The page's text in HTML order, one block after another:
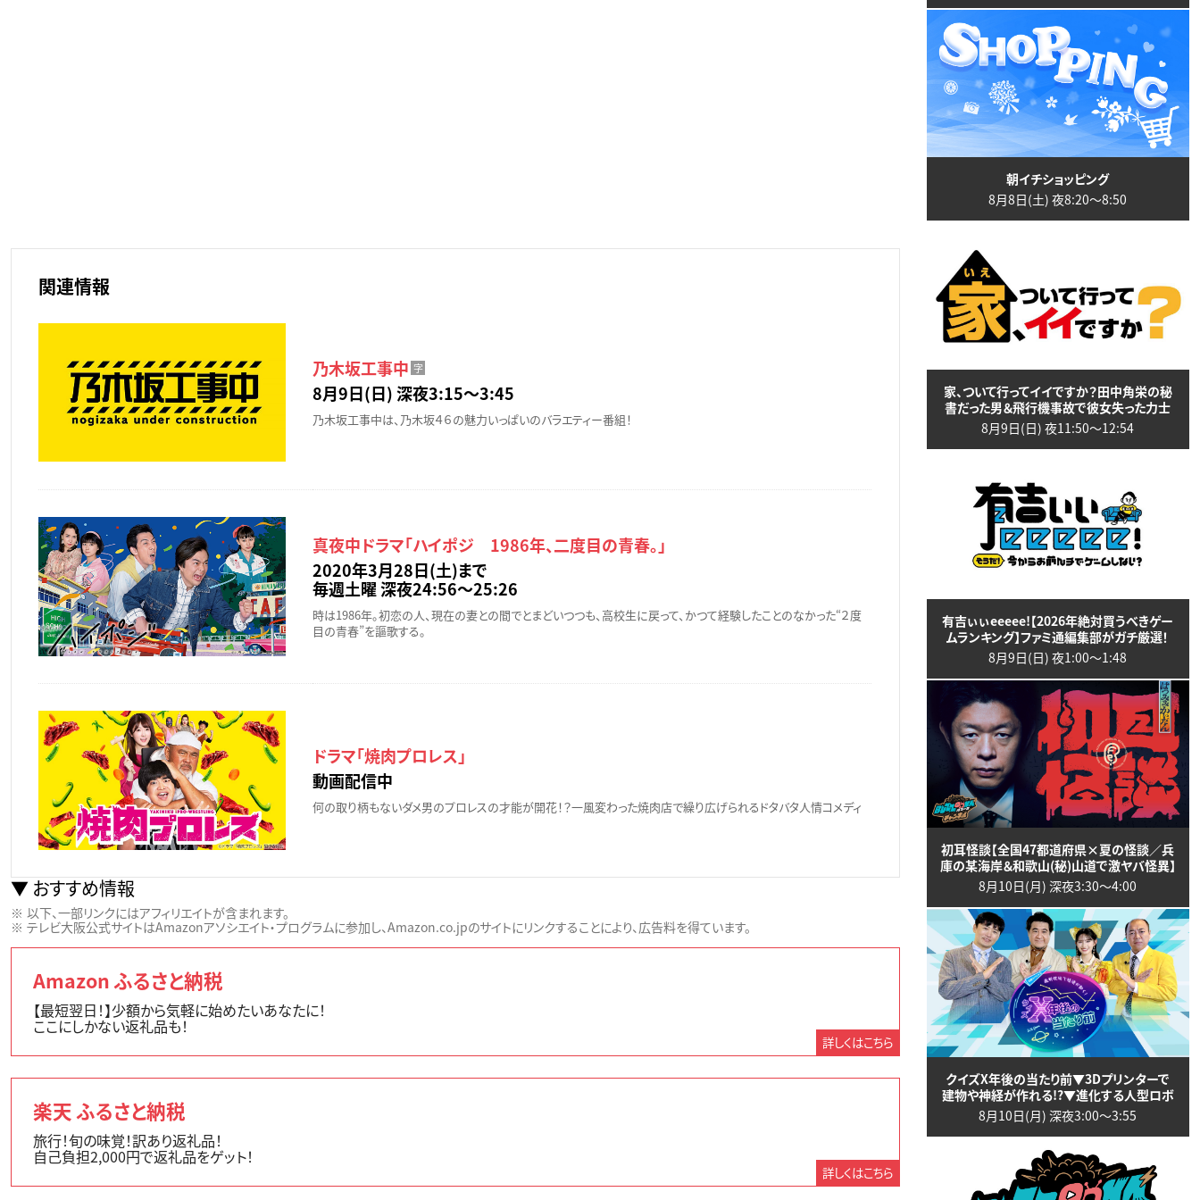
関連情報
乃木坂工事中 字
8月9日(日) 深夜3:15〜3:45
乃木坂工事中は、乃木坂４６の魅力いっぱいのバラエティー番組！
真夜中ドラマ「ハイポジ 1986年、二度目の青春。」
2020年3月28日(土)まで
毎週土曜 深夜24:56～25:26
時は1986年。初恋の人、現在の妻との間でとまどいつつも、高校生に戻って、かつて経験したことのなかった“２度
目の青春”を謳歌する。
ドラマ「焼肉プロレス」
動画配信中
何の取り柄もないダメ男のプロレスの才能が開花！？一風変わった焼肉店で繰り広げられるドタバタ人情コメディ
おすすめ情報
以下、一部リンクにはアフィリエイトが含まれます。
テレビ大阪公式サイトはAmazonアソシエイト・プログラムに参加し、Amazon.co.jpのサイトにリンクすることにより、広告料を得ています。
Amazon ふるさと納税
【最短翌日！】少額から気軽に始めたいあなたに！
ここにしかない返礼品も！
詳しくはこちら
楽天 ふるさと納税
旅行！旬の味覚！訳あり返礼品！
自己負担2,000円で返礼品をゲット！
詳しくはこちら
朝イチショッピング
8月8日(土) 夜8:20〜8:50
家、ついて行ってイイですか？田中角栄の秘
書だった男＆飛行機事故で彼女失った力士
8月9日(日) 夜11:50〜12:54
有吉ぃぃeeeee!【2026年絶対買うべきゲー
ムランキング】ファミ通編集部がガチ厳選！
8月9日(日) 夜1:00〜1:48
初耳怪談【全国47都道府県×夏の怪談／兵
庫の某海岸＆和歌山(秘)山道で激ヤバ怪異】
8月10日(月) 深夜3:30〜4:00
クイズX年後の当たり前▼3Dプリンターで
建物や神経が作れる!?▼進化する人型ロボ
8月10日(月) 深夜3:00〜3:55